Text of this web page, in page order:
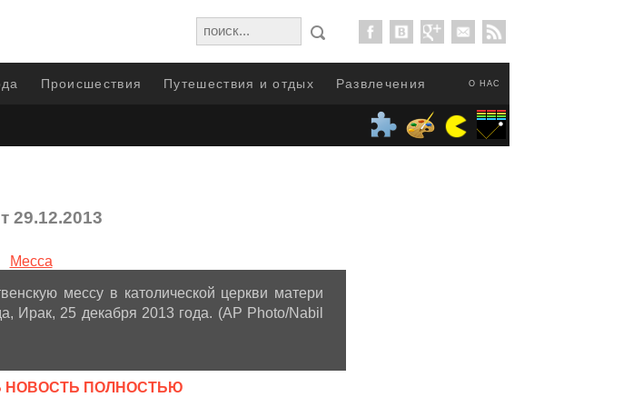
О НАС
Происшествия Путешествия и отдых Развлечения
29.12.2013
мессу в католической церкви матери
Ирак, 25 декабря 2013 года. (AP Photo/Nabil
НОВОСТЬ ПОЛНОСТЬЮ